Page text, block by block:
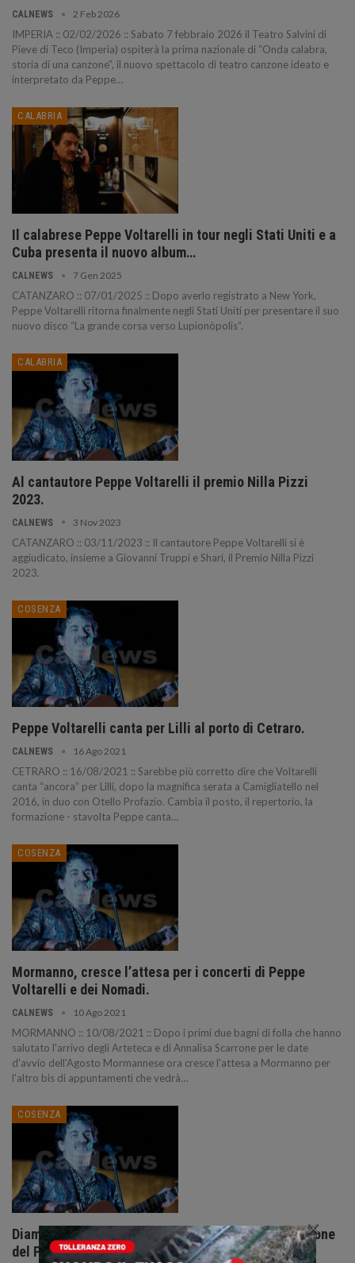
CALNEWS 2 Feb 2026
IMPERIA :: 02/02/2026 :: Sabato 7 febbraio 2026 il Teatro Salvini di
Pieve di Teco (Imperia) ospiterà la prima nazionale di “Onda calabra,
storia di una canzone”, il nuovo spettacolo di teatro canzone ideato e
interpretato da Peppe…
CALABRIA
Il calabrese Peppe Voltarelli in tour negli Stati Uniti e a
Cuba presenta il nuovo album…
CALNEWS 7 Gen 2025
CATANZARO :: 07/01/2025 :: Dopo averlo registrato a New York,
Peppe Voltarelli ritorna finalmente negli Stati Uniti per presentare il suo
nuovo disco “La grande corsa verso Lupionòpolis”.
CALABRIA
Al cantautore Peppe Voltarelli il premio Nilla Pizzi
2023.
CALNEWS 3 Nov 2023
CATANZARO :: 03/11/2023 :: Il cantautore Peppe Voltarelli si è
aggiudicato, insieme a Giovanni Truppi e Shari, il Premio Nilla Pizzi
2023.
COSENZA
Peppe Voltarelli canta per Lilli al porto di Cetraro.
CALNEWS 16 Ago 2021
CETRARO :: 16/08/2021 :: Sarebbe più corretto dire che Voltarelli
canta “ancora” per Lilli, dopo la magnifica serata a Camigliatello nel
2016, in duo con Otello Profazio. Cambia il posto, il repertorio, la
formazione - stavolta Peppe canta…
COSENZA
Mormanno, cresce l’attesa per i concerti di Peppe
Voltarelli e dei Nomadi.
CALNEWS 10 Ago 2021
MORMANNO :: 10/08/2021 :: Dopo i primi due bagni di folla che hanno
salutato l'arrivo degli Arteteca e di Annalisa Scarrone per le date
d'avvio dell'Agosto Mormannese ora cresce l'attesa a Mormanno per
l'altro bis di appuntamenti che vedrà…
COSENZA
Diamante :: Peppe Voltarelli alla ventottesima edizione
del Peperoncino Festival.
×